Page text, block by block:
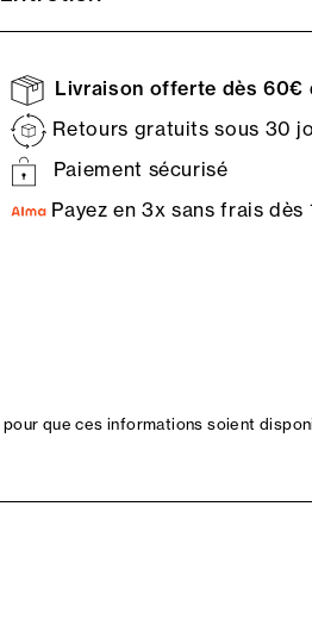
Livraison offerte dès 60€
Retours gratuits sous 30
Paiement sécurisé
Payez en 3x sans frais dès
que ces informations soient